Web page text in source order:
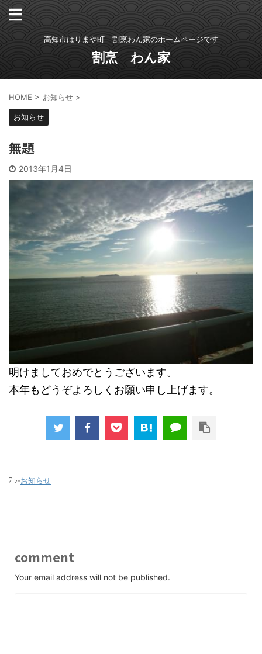
高知市はりまや町 割烹わん家のホームページです
割烹 わん家
HOME > お知らせ >
お知らせ
無題
2013年1月4日
明けましておめでとうございます。
本年もどうぞよろしくお願い申し上げます。
-お知らせ
comment
Your email address will not be published.